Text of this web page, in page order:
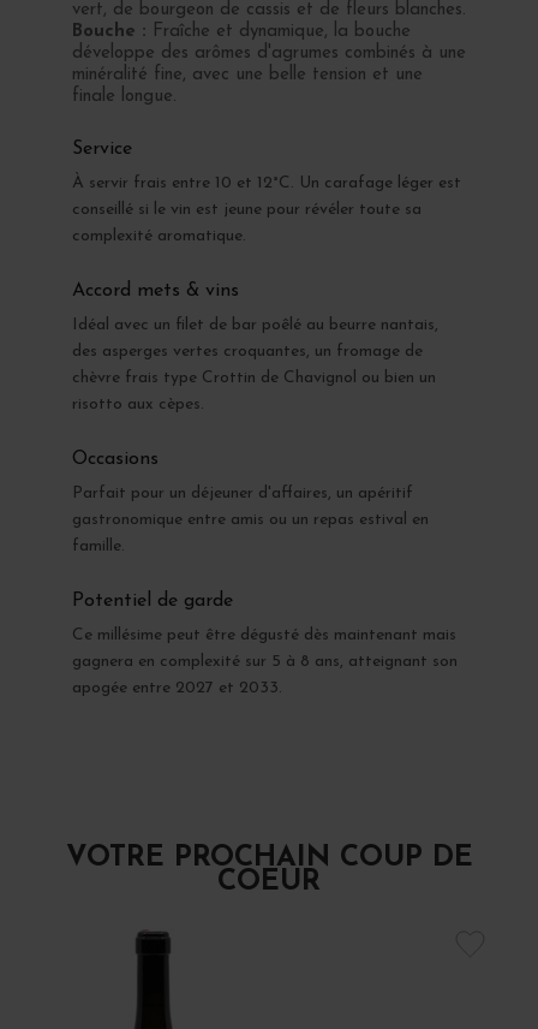
vert, de bourgeon de cassis et de fleurs blanches.
Bouche : Fraîche et dynamique, la bouche
développe des arômes d'agrumes combinés à une
minéralité fine, avec une belle tension et une
finale longue.
Service
À servir frais entre 10 et 12°C. Un carafage léger est
conseillé si le vin est jeune pour révéler toute sa
complexité aromatique.
Accord mets & vins
Idéal avec un filet de bar poêlé au beurre nantais,
des asperges vertes croquantes, un fromage de
chèvre frais type Crottin de Chavignol ou bien un
risotto aux cèpes.
Occasions
Parfait pour un déjeuner d'affaires, un apéritif
gastronomique entre amis ou un repas estival en
famille.
Potentiel de garde
Ce millésime peut être dégusté dès maintenant mais
gagnera en complexité sur 5 à 8 ans, atteignant son
apogée entre 2027 et 2033.
VOTRE PROCHAIN COUP DE
COEUR